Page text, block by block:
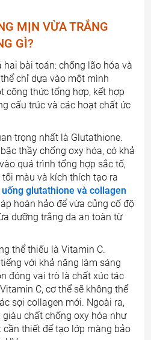
MỊN VỪA TRẮNG
GÌ?
bài toán: chống lão hóa và
chỉ dựa vào một mình
công thức tổng hợp, kết hợp
cấu trúc và các hoạt chất ức
trọng nhất là Glutathione.
thầy chống oxy hóa, có khả
quá trình tổng hợp sắc tố,
màu và kích thích tạo ra
uống glutathione và collagen
hoàn hảo để vừa củng cố độ
dưỡng trắng da an toàn từ
thể thiếu là Vitamin C.
với khả năng làm sáng
đóng vai trò là chất xúc tác
C, cơ thể sẽ không thể
sợi collagen mới. Ngoài ra,
chất chống oxy hóa như
cần thiết để tạo lớp màng bảo